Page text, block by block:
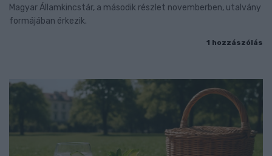
Magyar Államkincstár, a második részlet novemberben, utalvány
formájában érkezik.
1 hozzászólás